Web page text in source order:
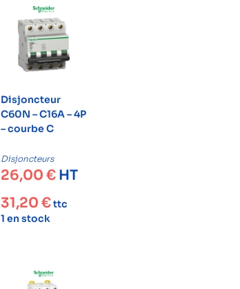
Disjoncteur
C60N – C16A – 4P
– courbe C
Disjoncteurs
26,00 € HT
31,20 €ttc
1 en stock